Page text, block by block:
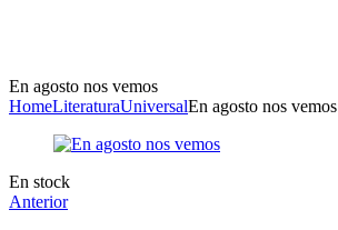
En agosto nos vemos
HomeLiteraturaUniversalEn agosto nos vemos
Disponibilidad:
En stock
Anterior